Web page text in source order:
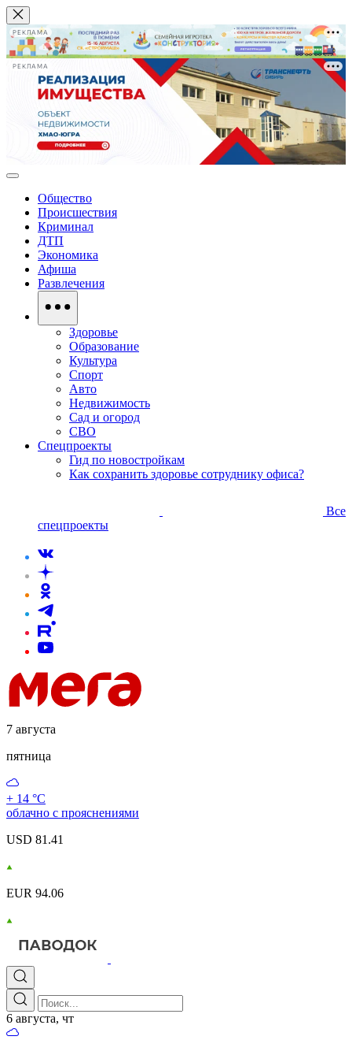
РЕКЛАМА
РЕКЛАМА
Общество
Происшествия
Криминал
ДТП
Экономика
Афиша
Развлечения
Здоровье
Образование
Культура
Спорт
Авто
Недвижимость
Сад и огород
СВО
Спецпроекты
Гид по новостройкам
Как сохранить здоровье сотруднику офиса?
Все
спецпроекты
7 августа
пятница
+ 14 °С
облачно с прояснениями
USD 81.41
EUR 94.06
6 августа, чт